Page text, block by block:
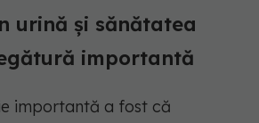
urină și sănătatea
importantă
importantă a fost că